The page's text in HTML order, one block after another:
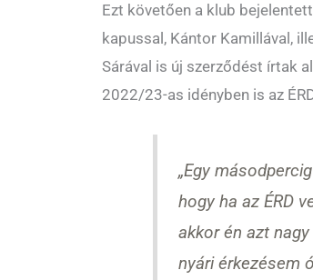
Ezt követően a klub
kapussal, Kántor Kamillával,
Sárával is új szerződést írtak
2022/23-as idényben is az
„Egy
hogy ha az ÉRD
akkor én azt
nyári érkezésem